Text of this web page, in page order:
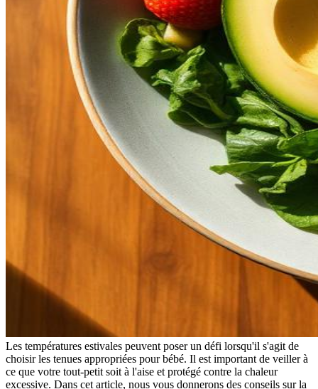
Les températures estivales peuvent poser un défi lorsqu'il s'agit de
choisir les tenues appropriées pour bébé. Il est important de veiller à
ce que votre tout-petit soit à l'aise et protégé contre la chaleur
excessive. Dans cet article, nous vous donnerons des conseils sur la